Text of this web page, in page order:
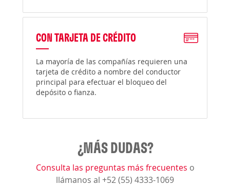
CON TARJETA DE CRÉDITO
La mayoría de las compañías requieren una
tarjeta de crédito a nombre del conductor
principal para efectuar el bloqueo del
depósito o fianza.
¿MÁS DUDAS?
Consulta las preguntas más frecuentes o
llámanos al +52 (55) 4333-1069